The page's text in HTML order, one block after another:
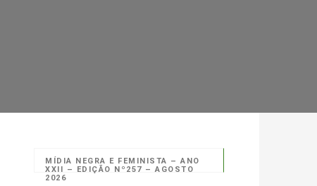
MÍDIA NEGRA E FEMINISTA – ANO
XXII – EDIÇÃO Nº257 – AGOSTO
2026